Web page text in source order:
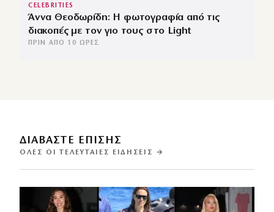
CELEBRITIES
Άννα Θεοδωρίδη: Η φωτογραφία από τις
διακοπές με τον γιο τους στο Light
ΠΡΙΝ ΑΠΌ 10 ΏΡΕΣ
ΔΙΑΒΑΣΤΕ ΕΠΙΣΗΣ
ΌΛΕΣ ΟΙ ΤΕΛΕΥΤΑΊΕΣ ΕΙΔΉΣΕΙΣ →